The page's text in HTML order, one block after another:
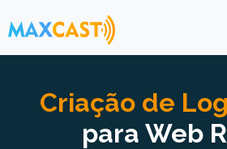
Criação de
para Web